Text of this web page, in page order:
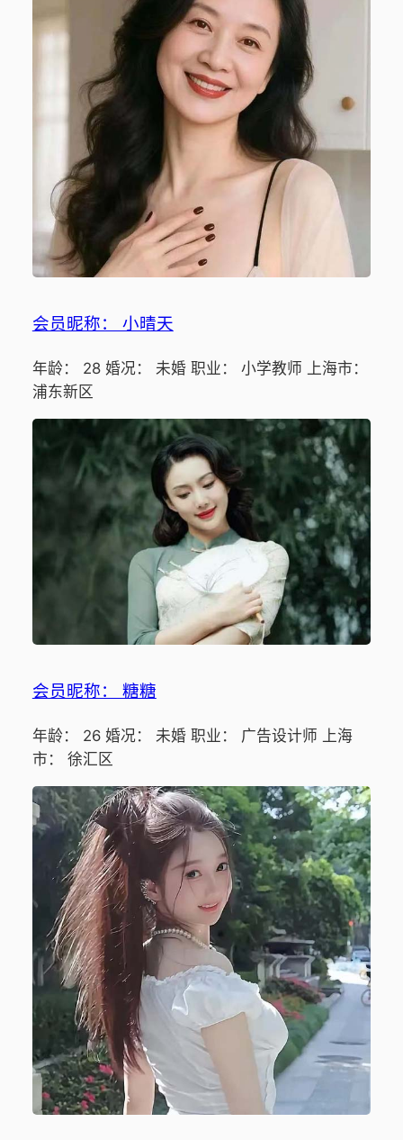
会员昵称： 小晴天
年龄： 28 婚况： 未婚 职业： 小学教师 上海市：
浦东新区
会员昵称： 糖糖
年龄： 26 婚况： 未婚 职业： 广告设计师 上海
市： 徐汇区